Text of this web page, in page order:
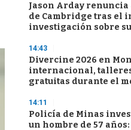
Jason Arday
de Cambridge tras el
investigación sobre
14:43
Divercine 2026 en
internacional,
gratuitas durante el
14:11
Policía de Minas
un hombre de 57